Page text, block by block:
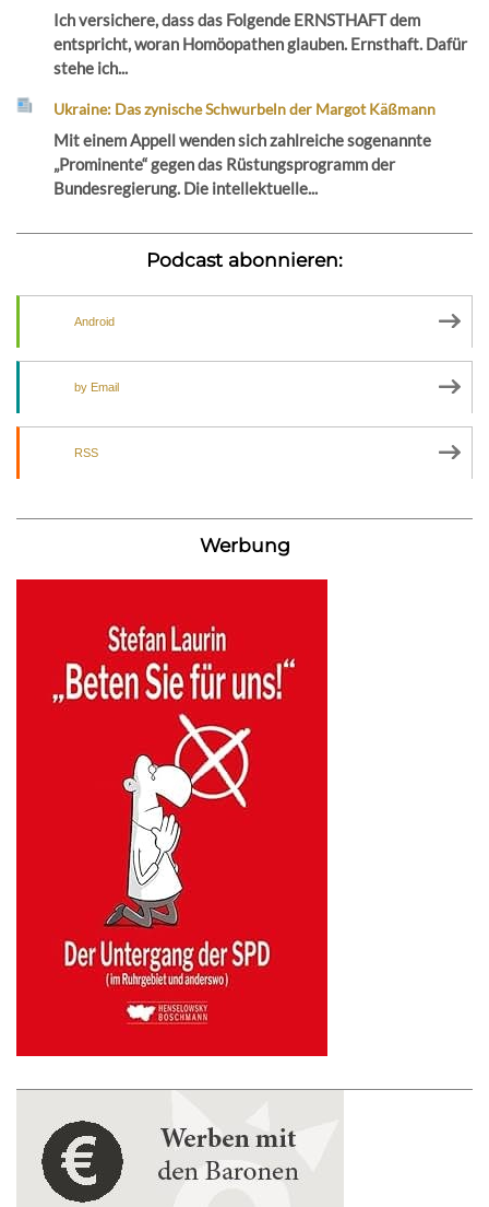
Ich versichere, dass das Folgende ERNSTHAFT dem
entspricht, woran Homöopathen glauben. Ernsthaft. Dafür
stehe ich...
Ukraine: Das zynische Schwurbeln der Margot Käßmann
Mit einem Appell wenden sich zahlreiche sogenannte
„Prominente“ gegen das Rüstungsprogramm der
Bundesregierung. Die intellektuelle...
Podcast abonnieren:
Android
by Email
RSS
Werbung